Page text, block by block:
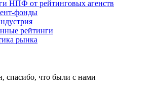
НПФ от рейтинговых агенств
фонды
рейтинги
рынка
спасибо, что были с нами